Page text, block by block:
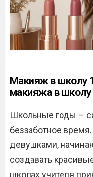
Макияж в школу
макияжа в школу
Школьные годы –
беззаботное
девушками,
создавать
школах учителя